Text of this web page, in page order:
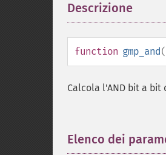
Descrizione
function gmp_and(
Calcola l'AND bit a bit
Elenco dei